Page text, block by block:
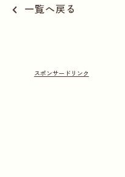
一覧へ戻る